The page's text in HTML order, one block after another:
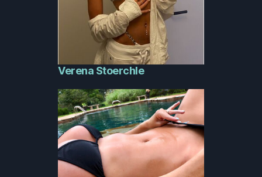
Verena Stoerchle